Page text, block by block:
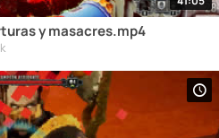
y masacres.mp4